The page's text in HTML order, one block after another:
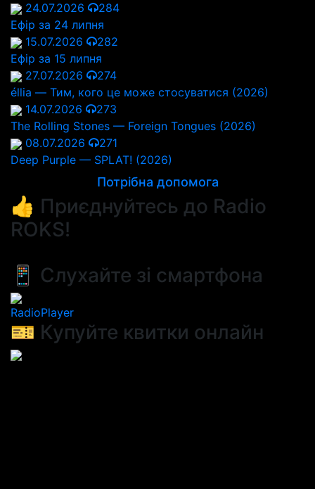
24.07.2026
284
Ефір за 24 липня
15.07.2026
282
Ефір за 15 липня
27.07.2026
274
éllia — Тим, кого це може стосуватися (2026)
14.07.2026
273
The Rolling Stones — Foreign Tongues (2026)
08.07.2026
271
Deep Purple — SPLAT! (2026)
Потрібна допомога
👍 Приєднуйтесь до Radio
ROKS!
📱 Слухайте зі смартфона
RadioPlayer
🎫 Купуйте квитки онлайн